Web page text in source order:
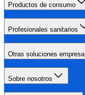
Productos de consumo
Profesionales sanitarios
Otras soluciones
Sobre nosotros